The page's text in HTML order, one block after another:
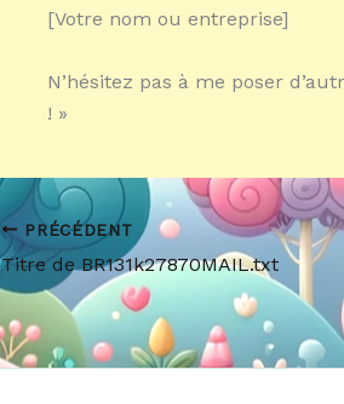
[Votre nom ou entreprise]
N’hésitez pas à me poser
! »
PRÉCÉDENT
Titre de BR131k27870MAIL.txt